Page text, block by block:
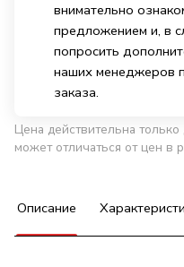
внимательно
предложением и, в
попросить
наших менеджеров
заказа.
Цена действительна
может отличаться от цен в
Описание